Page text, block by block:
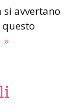
questo
»